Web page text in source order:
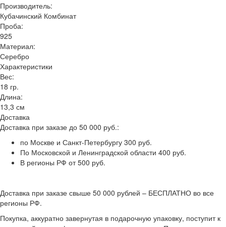
Производитель:
Кубачинский Комбинат
Проба:
925
Материал:
Серебро
Характеристики
Вес:
18 гр.
Длина:
13,3 см
Доставка
Доставка при заказе до 50 000 руб.:
по Москве и Санкт-Петербургу 300 руб.
По Московской и Ленинградской области 400 руб.
В регионы РФ от 500 руб.
Доставка при заказе свыше 50 000 рублей – БЕСПЛАТНО во все
регионы РФ.
Покупка, аккуратно завернутая в подарочную упаковку, поступит к